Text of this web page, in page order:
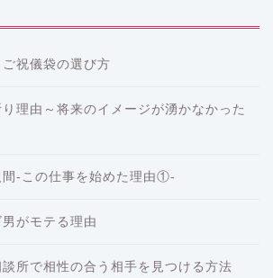
祝儀袋の選び方
理由～将来のイメージが湧かなかった
間-この仕事を始めた理由①-
がモテる理由
所で相性の合う相手を見つける方法